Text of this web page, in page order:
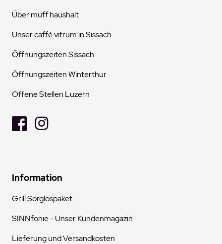
Über muff haushalt
Unser caffé vitrum in Sissach
Öffnungszeiten Sissach
Öffnungszeiten Winterthur
Offene Stellen Luzern
Information
Grill Sorglospaket
SINNfonie - Unser Kundenmagazin
Lieferung und Versandkosten